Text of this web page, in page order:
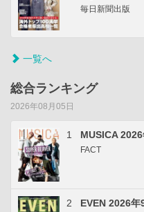
毎日新聞出版
一覧へ
総合ランキング
2026年08月05日
1 MUSICA
FACT
2 EVEN 2026